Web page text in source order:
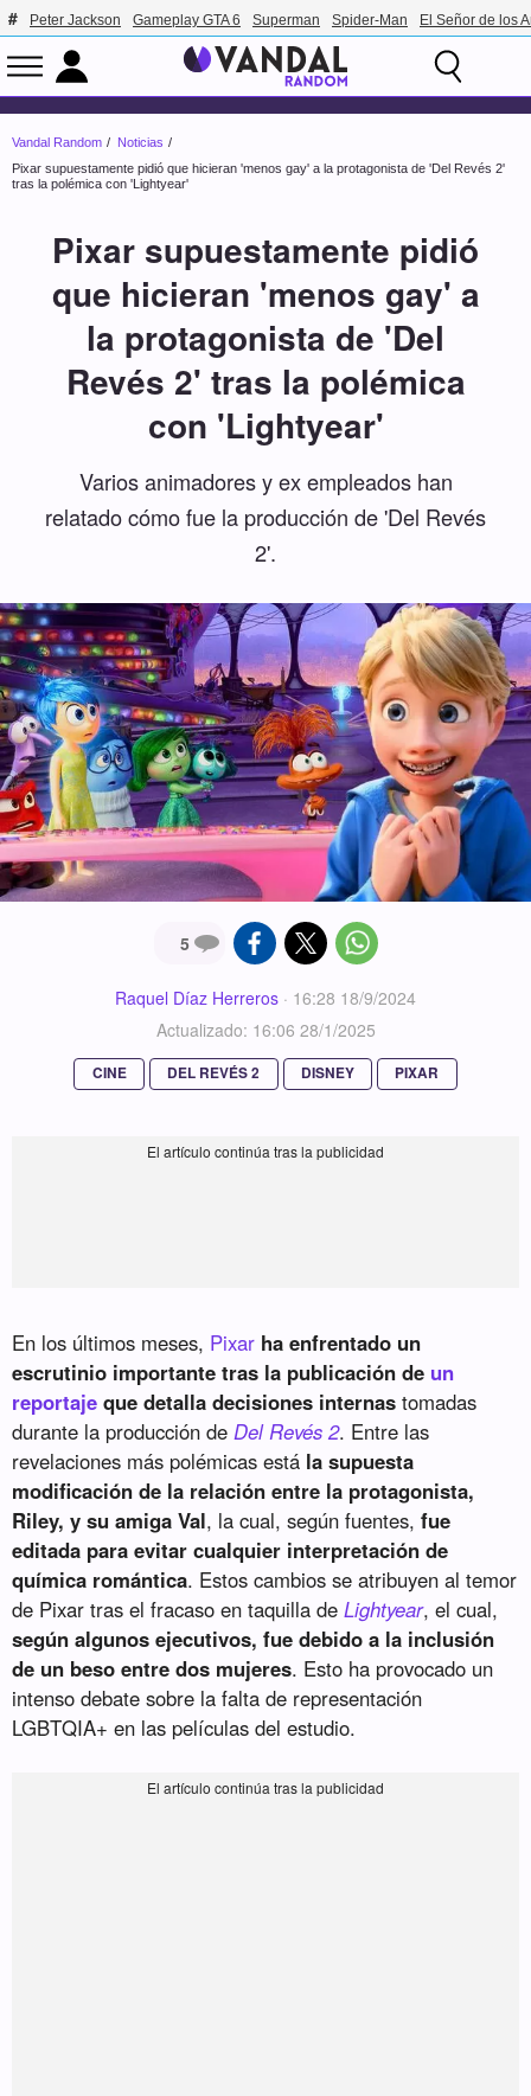
Peter Jackson Gameplay GTA 6 Superman Spider-Man El Señor de los
Vandal Random
Noticias
Pixar supuestamente pidió que hicieran 'menos gay' a la protagonista de 'Del Revés 2'
tras la polémica con 'Lightyear'
Pixar supuestamente pidió
que hicieran 'menos gay' a
la protagonista de 'Del
Revés 2' tras la polémica
con 'Lightyear'
Varios animadores y ex empleados han
relatado cómo fue la producción de 'Del Revés
2'.
5
Raquel Díaz Herreros · 16:28 18/9/2024
Actualizado: 16:06 28/1/2025
CINE DEL REVÉS 2 DISNEY PIXAR
En los últimos meses, Pixar ha enfrentado un
escrutinio importante tras la publicación de un
reportaje que detalla decisiones internas tomadas
durante la producción de Del Revés 2. Entre las
revelaciones más polémicas está la supuesta
modificación de la relación entre la protagonista,
Riley, y su amiga Val, la cual, según fuentes,fue
editada para evitar cualquier interpretación de
química romántica. Estos cambios se atribuyen al temor
de Pixar tras el fracaso en taquilla deLightyear, el cual,
según algunos ejecutivos, fue debido a la inclusión
de un beso entre dos mujeres. Esto ha provocado un
intenso debate sobre la falta de representación
LGBTQIA+ en las películas del estudio.